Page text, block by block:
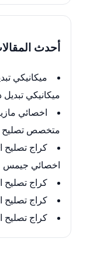
أحدث
ميكانيكي
ميكانيكي تبديل دينمو
اخصائي
متخصص تصليح
اخصائي جيمس
كراج تصليح
كراج تصليح
كراج